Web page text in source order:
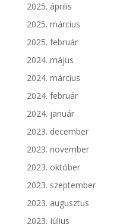
2025. április
2025. március
2025. február
2024. május
2024. március
2024. február
2024. január
2023. december
2023. november
2023. október
2023. szeptember
2023. augusztus
2023. július